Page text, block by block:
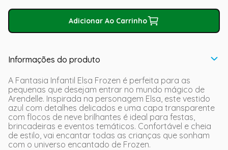
Adicionar Ao Carrinho
Informações do produto
A Fantasia Infantil Elsa Frozen é perfeita para as
pequenas que desejam entrar no mundo mágico de
Arendelle. Inspirada na personagem Elsa, este vestido
azul com detalhes delicados e uma capa transparente
com flocos de neve brilhantes é ideal para festas,
brincadeiras e eventos temáticos. Confortável e cheia
de estilo, vai encantar todas as crianças que sonham
com o universo encantado de Frozen.